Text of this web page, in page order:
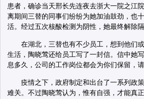
患者，确诊当天邢长先连夜去浙大一院之江
离期间三替的同事们纷纷为她加油鼓劲，也
活。经过五次核酸检测为阴性，她最终解除隔
在湖北，三替也有不少员工，想到他们
生活，陶晓莺还给员工写了一封信。信中她
息多久，公司的工作岗位都会为你们保留，
疫情之下，政府制定和出台了一系列政
难关。不过陶晓莺认为，惟有自强，才能真